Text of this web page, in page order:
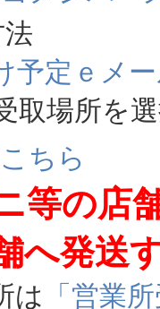
予定ｅメ
取場所を
ちら
等の店
へ発送
「営業